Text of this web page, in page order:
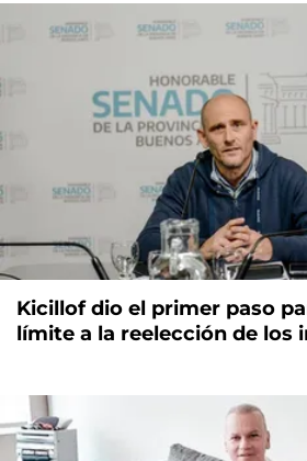
Kicillof dio el primer paso
límite a la reelección de los